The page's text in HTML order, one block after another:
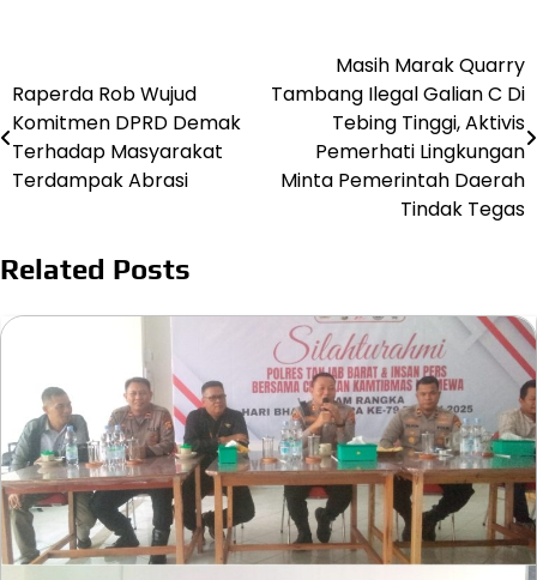
pos
Raperda Rob Wujud
Komitmen DPRD Demak
Terhadap Masyarakat
Terdampak Abrasi
Masih Marak Quarry
Tambang Ilegal Galian C Di
Tebing Tinggi, Aktivis
Pemerhati Lingkungan
Minta Pemerintah Daerah
Tindak Tegas
Related Posts